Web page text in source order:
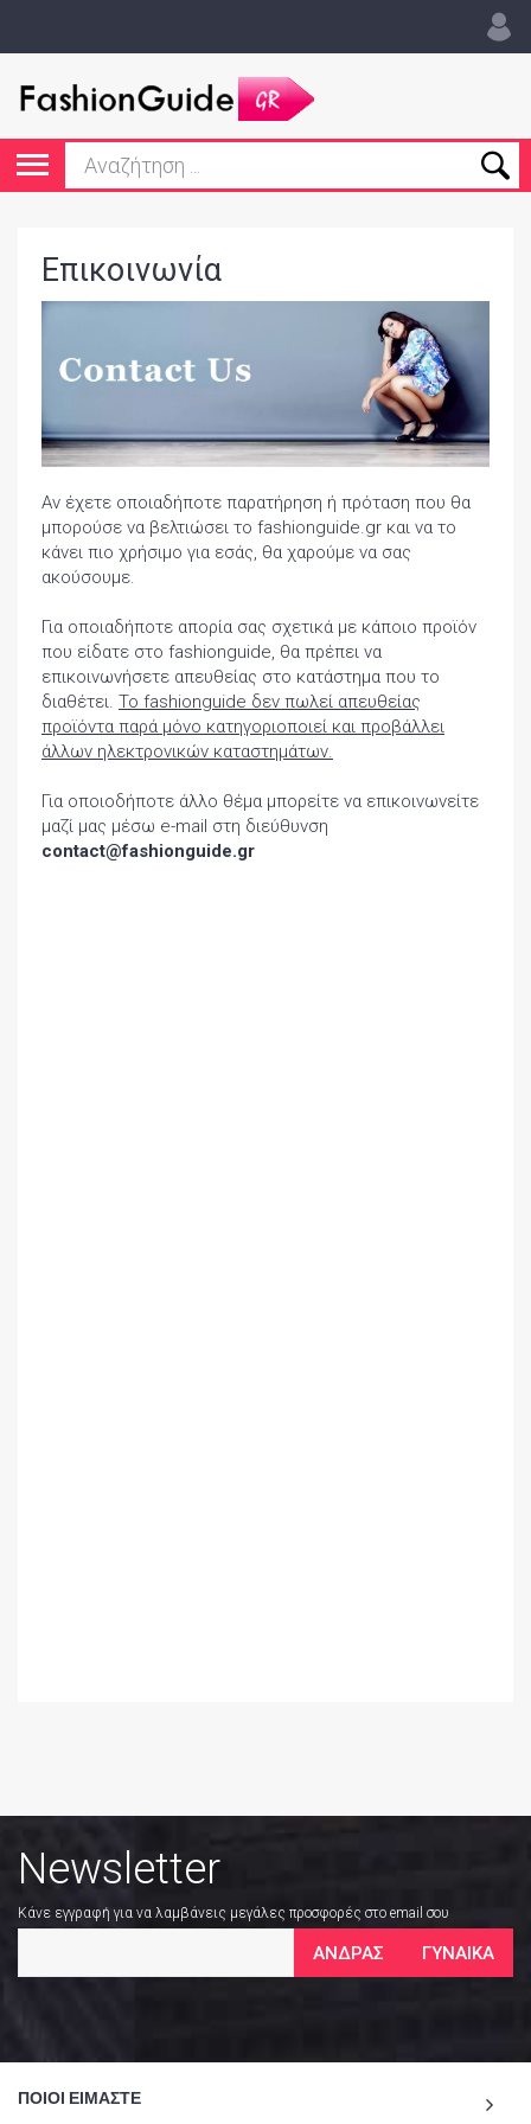
Επικοινωνία
Αν έχετε οποιαδήποτε παρατήρηση ή πρόταση που θα
μπορούσε να βελτιώσει το fashionguide.gr και να το
κάνει πιο χρήσιμο για εσάς, θα χαρούμε να σας
ακούσουμε.
Για οποιαδήποτε απορία σας σχετικά με κάποιο προϊόν
που είδατε στο fashionguide, θα πρέπει να
επικοινωνήσετε απευθείας στο κατάστημα που το
διαθέτει. Το fashionguide δεν πωλεί απευθείας
προϊόντα παρά μόνο κατηγοριοποιεί και προβάλλει
άλλων ηλεκτρονικών καταστημάτων.
Για οποιοδήποτε άλλο θέμα μπορείτε να επικοινωνείτε
μαζί μας μέσω e-mail στη διεύθυνση
contact@fashionguide.gr
Newsletter
Κάνε εγγραφή για να λαμβάνεις μεγάλες προσφορές στο email σου
ΑΝΔΡΑΣ ΓΥΝΑΙΚΑ
ΠΟΙΟΙ ΕΙΜΑΣΤΕ